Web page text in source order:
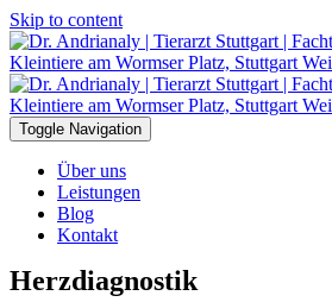
Skip to content
Toggle Navigation
Über uns
Leistungen
Blog
Kontakt
Herzdiagnostik